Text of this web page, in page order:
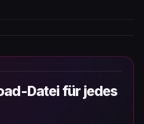
Datei für jedes